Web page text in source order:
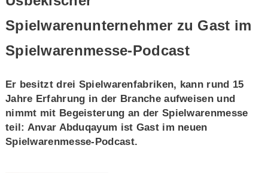
Spielwarenunternehmer zu Gast im
Spielwarenmesse-Podcast
Er besitzt drei Spielwarenfabriken, kann rund 15
Jahre Erfahrung in der Branche aufweisen und
nimmt mit Begeisterung an der Spielwarenmesse
teil: Anvar Abduqayum ist Gast im neuen
Spielwarenmesse-Podcast.